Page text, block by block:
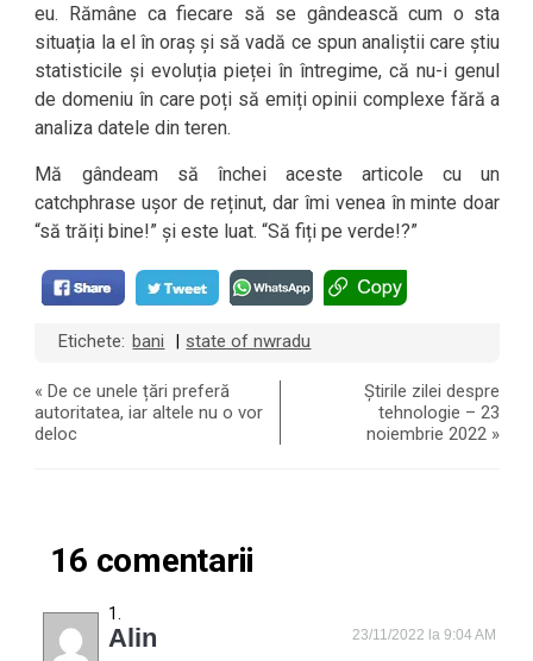
eu. Rămâne ca fiecare să se gândească cum o sta
situația la el în oraș și să vadă ce spun analiștii care știu
statisticile și evoluția pieței în întregime, că nu-i genul
de domeniu în care poți să emiți opinii complexe fără a
analiza datele din teren.
Mă gândeam să închei aceste articole cu un
catchphrase ușor de reținut, dar îmi venea în minte doar
“să trăiți bine!” și este luat. “Să fiți pe verde!?”
Etichete: bani | state of nwradu
«De ce unele țări preferă
autoritatea, iar altele nu o vor
deloc
Știrile zilei despre
tehnologie – 23
noiembrie 2022 »
16 comentarii
Alin 23/11/2022 la 9:04 AM